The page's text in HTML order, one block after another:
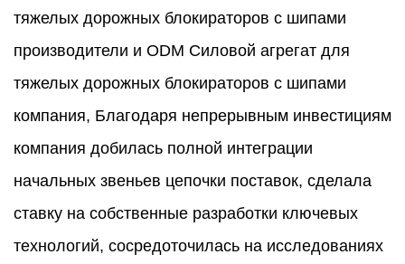
тяжелых дорожных блокираторов с шипами
производители и ODM Силовой агрегат для
тяжелых дорожных блокираторов с шипами
компания, Благодаря непрерывным инвестициям
компания добилась полной интеграции
начальных звеньев цепочки поставок, сделала
ставку на собственные разработки ключевых
технологий, сосредоточилась на исследованиях